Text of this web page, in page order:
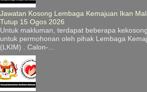
Jawatan Kosong Lembaga Kemajuan Ikan
Tutup 15 Ogos 2026
Untuk makluman, terdapat beberapa
untuk permohonan oleh pihak Lembaga
(LKIM) . Calon-...